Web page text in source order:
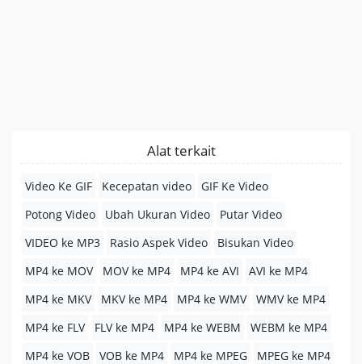
Alat terkait
Video Ke GIF Kecepatan video
GIF Ke Video
Potong Video
Ubah Ukuran Video
Putar Video
VIDEO ke MP3
Rasio Aspek Video
Bisukan Video
MP4 ke MOV
MOV ke MP4 MP4 ke AVI
AVI ke MP4
MP4 ke MKV
MKV ke MP4 MP4 ke WMV
WMV ke MP4
MP4 ke FLV
FLV ke MP4 MP4 ke WEBM
WEBM ke MP4
MP4 ke VOB
VOB ke MP4 MP4 ke MPEG
MPEG ke MP4